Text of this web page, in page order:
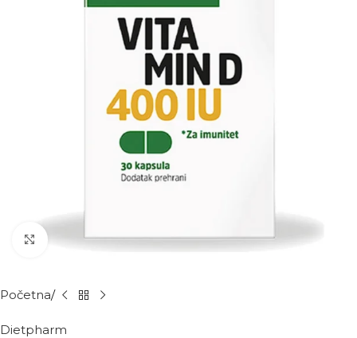
Kliknite za povećanje
Početna
Dietpharm